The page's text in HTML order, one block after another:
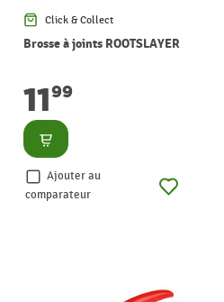
Click & Collect
Brosse à joints ROOTSLAYER
1199
Consulter
Ajouter au
comparateur